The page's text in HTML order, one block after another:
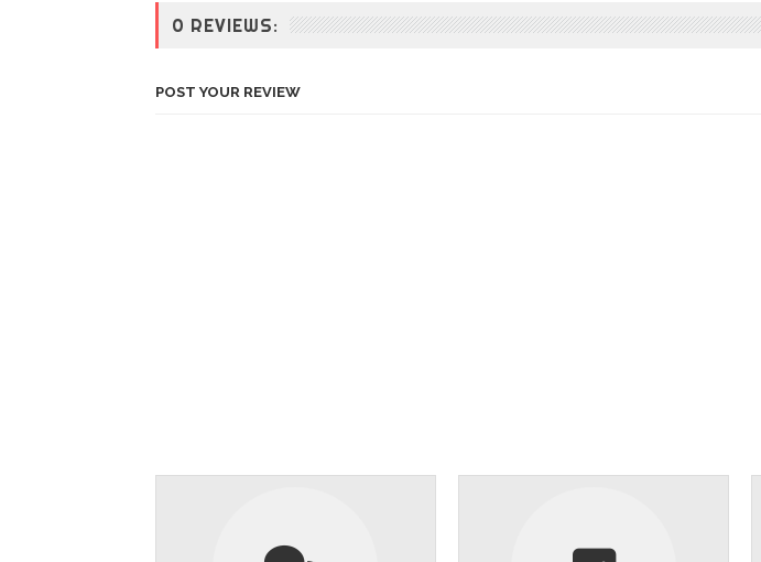
0 REVIEWS:
POST YOUR REVIEW